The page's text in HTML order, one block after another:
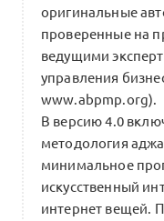
оригинальные
проверенные на
ведущими
управления
www.abpmp.org).
В версию 4.0
методология
минимальное
искусственный
интернет вещей.